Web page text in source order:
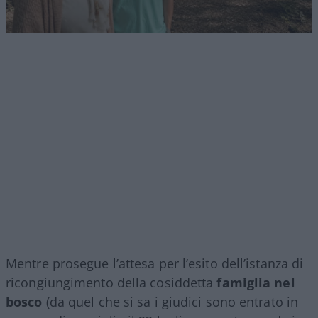
Mentre prosegue l’attesa per l’esito dell’istanza di
ricongiungimento della cosiddettafamiglia nel
bosco (da quel che si sa i giudici sono entrato in